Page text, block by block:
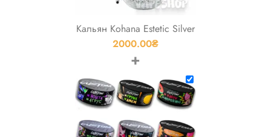
Кальян Kohana Estetic Silver
2000.00₴
+